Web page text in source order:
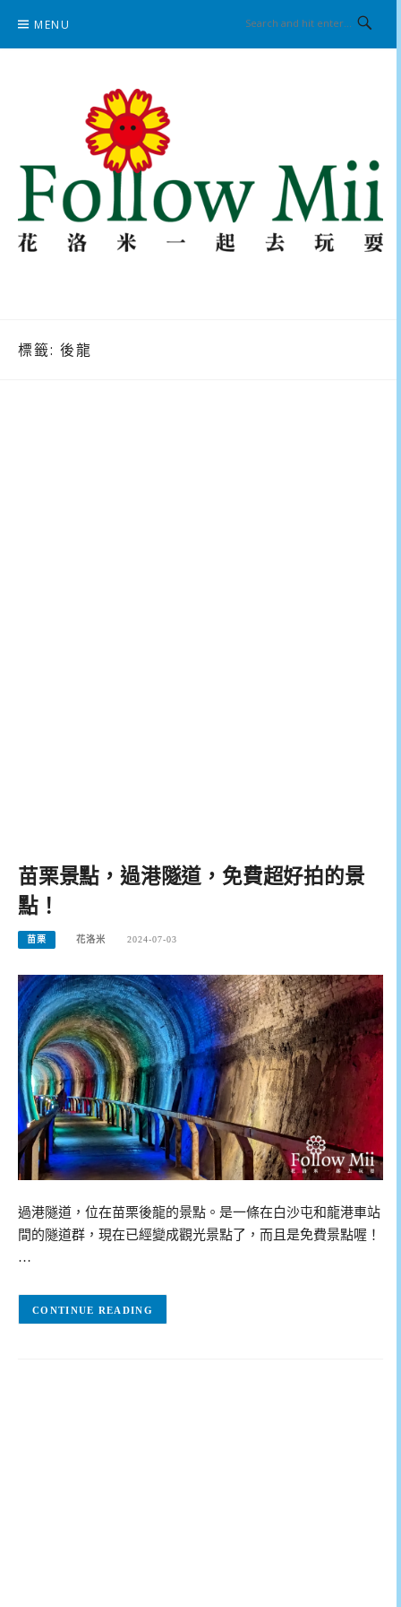
content
MENU
標籤: 後龍
苗栗景點，過港隧道，免費超好拍的景
點！
苗栗 花洛米 2024-07-03
過港隧道，位在苗栗後龍的景點。是一條在白沙屯和龍港車站
間的隧道群，現在已經變成觀光景點了，而且是免費景點喔！
…
CONTINUE READING